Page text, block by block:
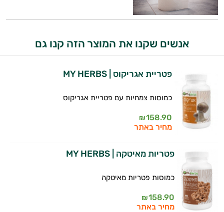
אנשים שקנו את המוצר הזה קנו גם
פטריית אגריקוס | MY HERBS
כמוסות צמחיות עם פטריית אגריקוס
158.90
₪
מחיר באתר
פטריות מאיטקה | MY HERBS
כמוסות פטריות מאיטקה
158.90
₪
מחיר באתר
אני כאן כדי לעזור לך להתאים את תוספי
התזונה ומוצרי הבריאות המדויקים למטרות
עובדים יחד כדי למקסם תוצאות גם בחיי היום
המטרה שלי היא להתאים עבורך המלצות
אישיות מבוססות מדעית.
זה הזמן להתחיל. איך אוכל לעזור?